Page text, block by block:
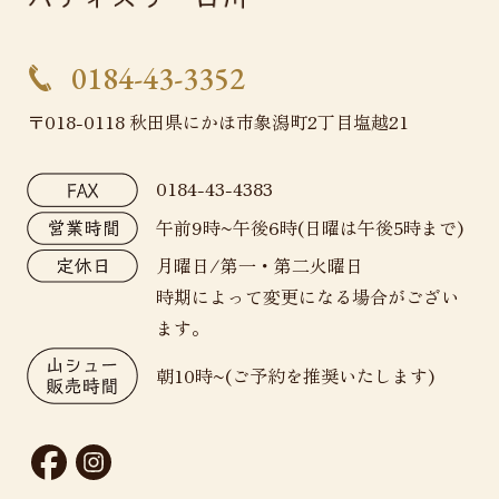
0184-43-3352
〒018-0118 秋田県にかほ市象潟町2丁目塩越21
0184-43-4383
午前9時~午後6時(日曜は午後5時まで)
月曜日/第一・第二火曜日
時期によって変更になる場合がござい
ます。
朝10時~(ご予約を推奨いたします)